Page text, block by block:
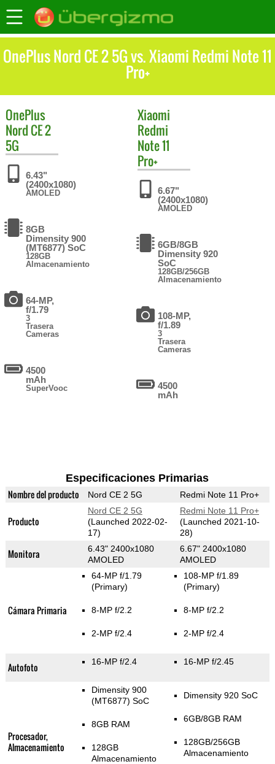
OnePlus Nord CE 2 5G vs. Xiaomi Redmi Note 11
Pro+
OnePlus
Nord CE 2
5G
6.43"
(2400x1080)
AMOLED
8GB
Dimensity 900
(MT6877) SoC
128GB
Almacenamiento
64-MP,
f/1.79
3
Trasera
Cameras
4500
mAh
SuperVooc
Xiaomi
Redmi
Note 11
Pro+
6.67"
(2400x1080)
AMOLED
6GB/8GB
Dimensity 920
SoC
128GB/256GB
Almacenamiento
108-MP,
f/1.89
3
Trasera
Cameras
4500
mAh
Especificaciones Primarias
Nombre del producto Nord CE 2 5G Redmi Note 11 Pro+
Producto
Nord CE 2 5G
(Launched 2022-02-
17)
Redmi Note 11 Pro+
(Launched 2021-10-
28)
Monitora
6.43" 2400x1080
AMOLED
6.67" 2400x1080
AMOLED
Cámara Primaria
64-MP f/1.79
(Primary)
8-MP f/2.2
2-MP f/2.4
108-MP f/1.89
(Primary)
8-MP f/2.2
2-MP f/2.4
Autofoto 16-MP f/2.4 16-MP f/2.45
Procesador,
Almacenamiento
Dimensity 900
(MT6877) SoC
8GB RAM
128GB
Almacenamiento
Dimensity 920 SoC
6GB/8GB RAM
128GB/256GB
Almacenamiento